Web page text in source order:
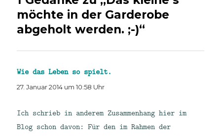
möchte in der Garderobe
abgeholt werden. ;-)“
Wie das Leben so spielt.
27. Januar 2014 um 10:58 Uhr
Ich schrieb in anderem Zusammenhang hier im
Blog schon davon: Für den im Rahmen der